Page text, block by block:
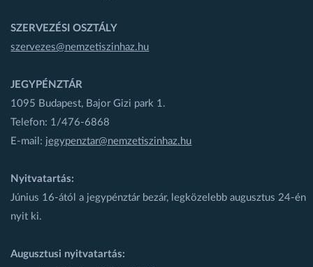
SZERVEZÉSI OSZTÁLY
szervezes@nemzetiszinhaz.hu
JEGYPÉNZTÁR
1095 Budapest, Bajor Gizi park 1.
Telefon: 1/476-6868
E-mail: jegypenztar@nemzetiszinhaz.hu
Nyitvatartás:
Június 16-ától a jegypénztár bezár, legközelebb augusztus 24-én
nyit ki.
Augusztusi nyitvatartás: